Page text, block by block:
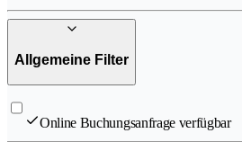
Allgemeine Filter
Online Buchungsanfrage verfügbar